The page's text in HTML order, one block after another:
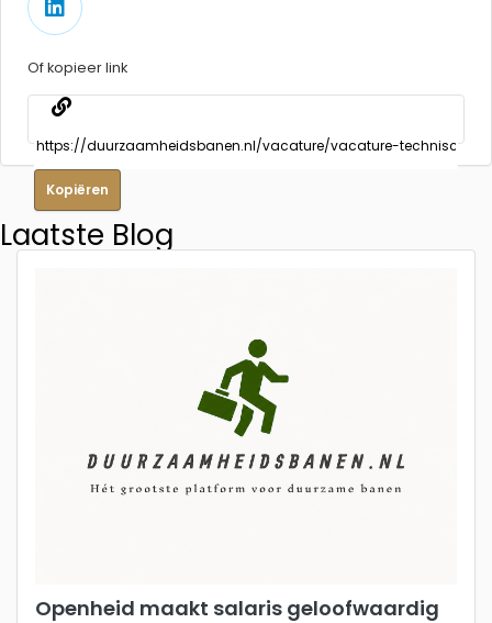
Of kopieer link
Kopiëren
Laatste Blog
Openheid maakt salaris geloofwaardig